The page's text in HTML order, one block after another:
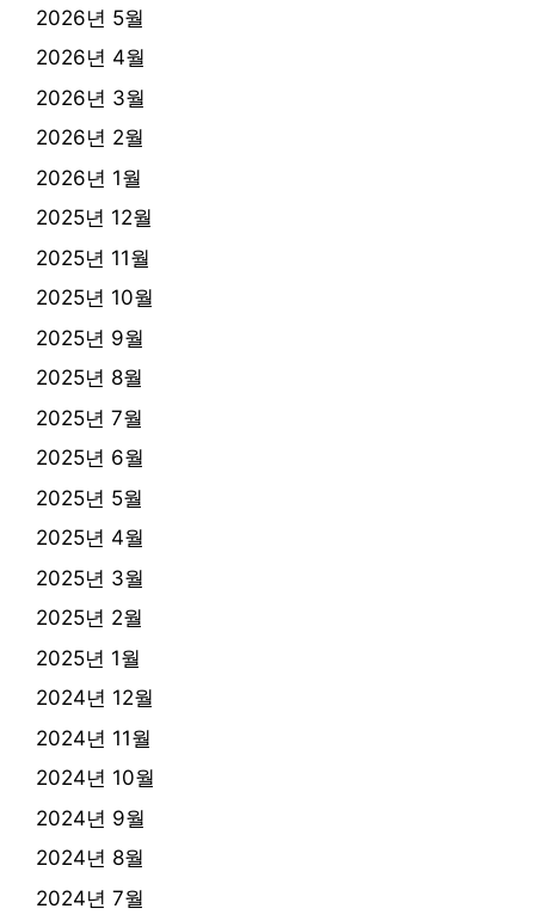
2026년 5월
2026년 4월
2026년 3월
2026년 2월
2026년 1월
2025년 12월
2025년 11월
2025년 10월
2025년 9월
2025년 8월
2025년 7월
2025년 6월
2025년 5월
2025년 4월
2025년 3월
2025년 2월
2025년 1월
2024년 12월
2024년 11월
2024년 10월
2024년 9월
2024년 8월
2024년 7월